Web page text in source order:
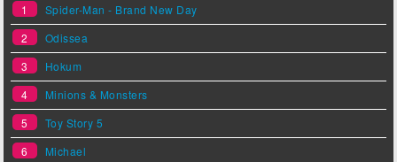
1
Spider-Man - Brand New Day
2
Odissea
3
Hokum
4
Minions & Monsters
5
Toy Story 5
6
Michael